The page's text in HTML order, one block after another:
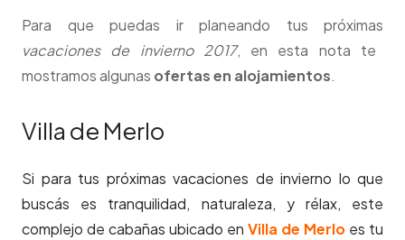
Para que puedas ir planeando tus próximas
vacaciones de invierno 2017, en esta nota te
mostramos algunas ofertas en alojamientos.
Villa de Merlo
Si para tus próximas vacaciones de invierno lo que
buscás es tranquilidad, naturaleza, y rélax, este
complejo de cabañas ubicado en Villa de Merlo es tu